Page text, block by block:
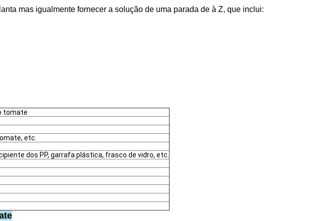
mas igualmente fornecer a solução de uma parada de à Z, que inclui:
tomate
etc.
dos PP, garrafa plástica, frasco de vidro, etc.